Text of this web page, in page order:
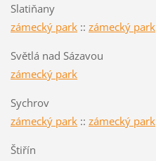
Slatiňany
zámecký park:: zámecký park
Světlá nad Sázavou
zámecký park
Sychrov
zámecký park:: zámecký park
Štiřín